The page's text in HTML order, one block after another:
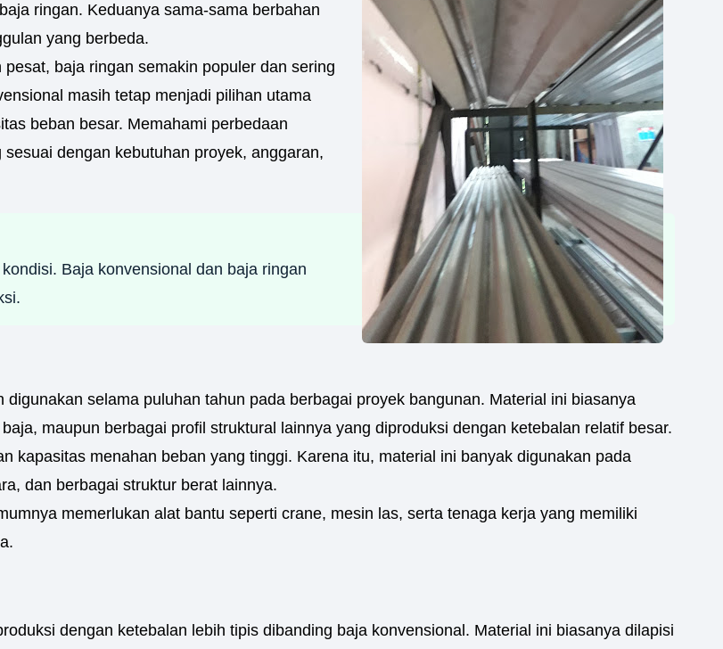
ringan. Keduanya sama-sama berbahan
yang berbeda.
baja ringan semakin populer dan sering
masih tetap menjadi pilihan utama
beban besar. Memahami perbedaan
dengan kebutuhan proyek, anggaran,
Baja konvensional dan baja ringan
selama puluhan tahun pada berbagai proyek bangunan. Material ini biasanya
maupun berbagai profil struktural lainnya yang diproduksi dengan ketebalan relatif besar.
kapasitas menahan beban yang tinggi. Karena itu, material ini banyak digunakan pada
dan berbagai struktur berat lainnya.
memerlukan alat bantu seperti crane, mesin las, serta tenaga kerja yang memiliki
dengan ketebalan lebih tipis dibanding baja konvensional. Material ini biasanya dilapisi